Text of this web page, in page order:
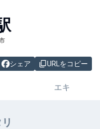
シェア URLをコピー
エキ